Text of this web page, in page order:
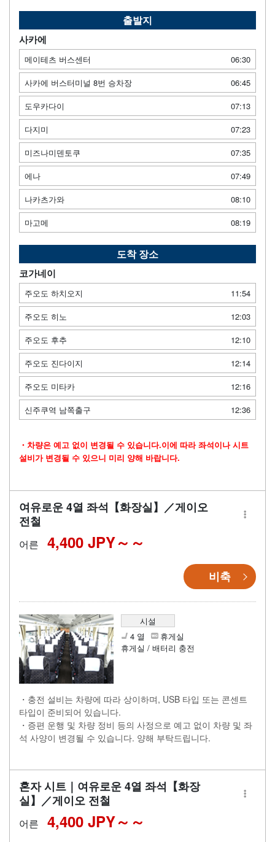
출발지
사카에
메이테츠 버스센터
06:30
사카에 버스터미널 8번 승차장
06:45
도우카다이
07:13
다지미
07:23
미즈나미덴토쿠
07:35
에나
07:49
나카츠가와
08:10
마고메
08:19
도착 장소
코가네이
주오도 하치오지
11:54
주오도 히노
12:03
주오도 후추
12:10
주오도 진다이지
12:14
주오도 미타카
12:16
신주쿠역 남쪽출구
12:36
・차량은 예고 없이 변경될 수 있습니다.이에 따라 좌석이나 시트
설비가 변경될 수 있으니 미리 양해 바랍니다.
여유로운 4열 좌석【화장실】／게이오
전철
어른 4,400 JPY～
비축
시설
4 열
휴게실
휴게실 / 배터리 충전
・충전 설비는 차량에 따라 상이하며, USB 타입 또는 콘센트
타입이 준비되어 있습니다.
・증편 운행 및 차량 정비 등의 사정으로 예고 없이 차량 및 좌
석 사양이 변경될 수 있습니다. 양해 부탁드립니다.
혼자 시트｜여유로운 4열 좌석【화장
실】／게이오 전철
어른 4,400 JPY～